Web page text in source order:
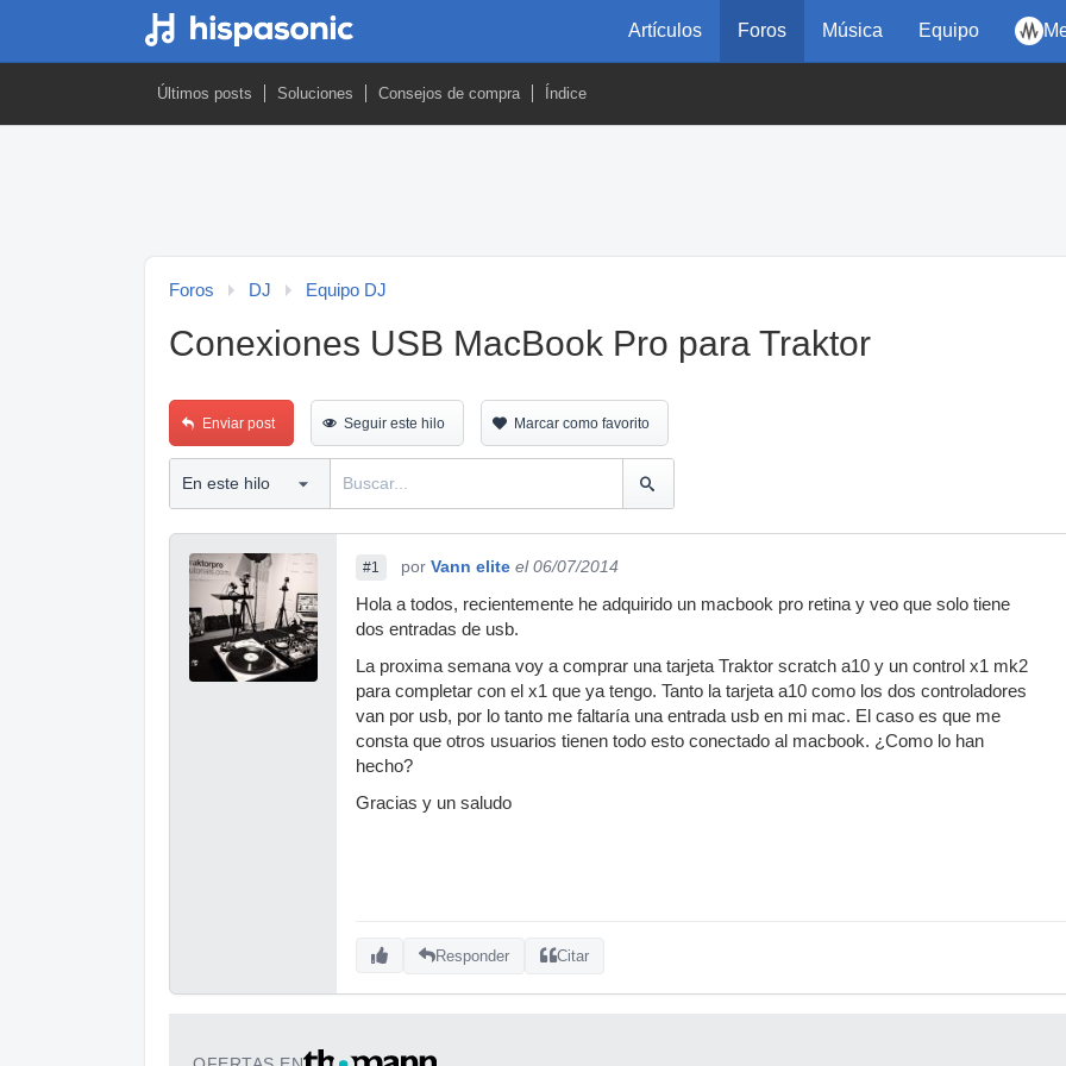
Artículos Foros Música Equipo
Últimos posts Soluciones Consejos de compra Índice
Foros DJ Equipo DJ
Conexiones USB MacBook Pro para Traktor
Enviar post Seguir este hilo Marcar como favorito
#1 por Vann elite el 06/07/2014
Hola a todos, recientemente he adquirido un macbook pro retina y veo que solo tiene
dos entradas de usb.
La proxima semana voy a comprar una tarjeta Traktor scratch a10 y un control x1 mk2
para completar con el x1 que ya tengo. Tanto la tarjeta a10 como los dos controladores
van por usb, por lo tanto me faltaría una entrada usb en mi mac. El caso es que me
consta que otros usuarios tienen todo esto conectado al macbook. ¿Como lo han
hecho?
Gracias y un saludo
Responder Citar